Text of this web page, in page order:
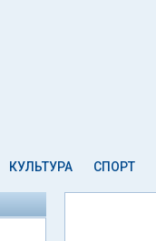
КУЛЬТУРА СПОРТ